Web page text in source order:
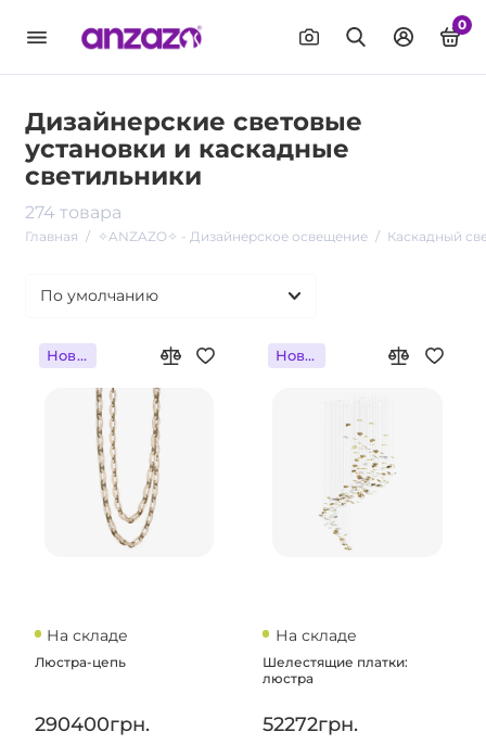
0
Дизайнерские световые
установки и каскадные
светильники
274 товара
Главная ✧ANZAZO✧ - Дизайнерское освещение Каскадный
Новинка
На складе
Люстра-цепь
290400грн.
Новинка
На складе
Шелестящие платки:
люстра
52272грн.